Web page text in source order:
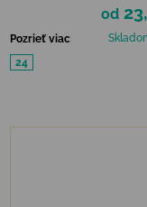
od
Pozrieť viac
24